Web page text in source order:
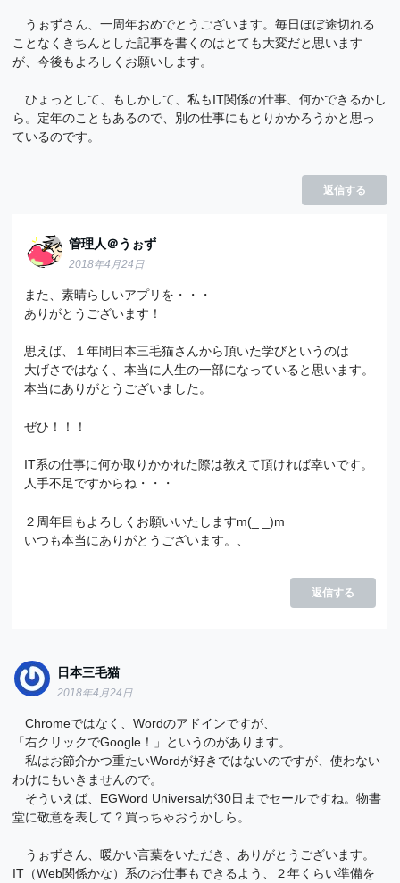
うぉずさん、一周年おめでとうございます。毎日ほぼ途切れる
ことなくきちんとした記事を書くのはとても大変だと思います
が、今後もよろしくお願いします。
ひょっとして、もしかして、私もIT関係の仕事、何かできるかし
ら。定年のこともあるので、別の仕事にもとりかかろうかと思っ
ているのです。
返信する
管理人＠うぉず
2018年4月24日
また、素晴らしいアプリを・・・
ありがとうございます！
思えば、１年間日本三毛猫さんから頂いた学びというのは
大げさではなく、本当に人生の一部になっていると思います。
本当にありがとうございました。
ぜひ！！！
IT系の仕事に何か取りかかれた際は教えて頂ければ幸いです。
人手不足ですからね・・・
２周年目もよろしくお願いいたしますm(_ _)m
いつも本当にありがとうございます。、
返信する
日本三毛猫
2018年4月24日
Chromeではなく、Wordのアドインですが、
「右クリックでGoogle！」というのがあります。
私はお節介かつ重たいWordが好きではないのですが、使わない
わけにもいきませんので。
そういえば、EGWord Universalが30日までセールですね。物書
堂に敬意を表して？買っちゃおうかしら。
うぉずさん、暖かい言葉をいただき、ありがとうございます。
IT（Web関係かな）系のお仕事もできるよう、２年くらい準備を